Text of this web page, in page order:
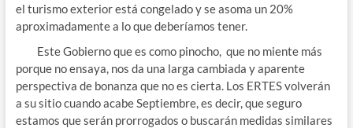
el turismo exterior está congelado y se asoma un 20%
aproximadamente a lo que deberíamos tener.
Este Gobierno que es como pinocho, que no miente más
porque no ensaya, nos da una larga cambiada y aparente
perspectiva de bonanza que no es cierta. Los ERTES volverán
a su sitio cuando acabe Septiembre, es decir, que seguro
estamos que serán prorrogados o buscarán medidas similares